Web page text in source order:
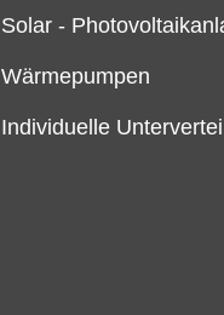
Solar -
Wärmepumpen
Individuelle